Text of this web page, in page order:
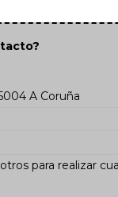
A Coruña
para realizar